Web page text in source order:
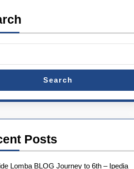
Search
Posts
Lomba BLOG Journey to 6th – Ipedia